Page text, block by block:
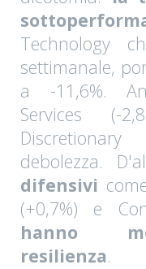
Technology
settimanale,
a -11,6%.
Services (-
debolezza.
difensivi
(+0,7%) e
hanno
resilienza.